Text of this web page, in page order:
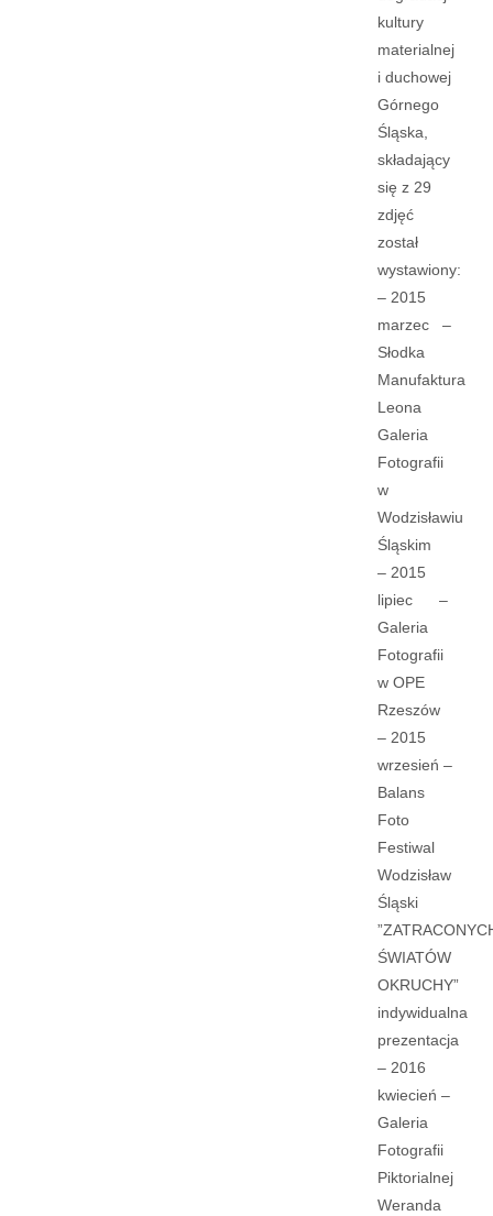
kultury
materialnej
i duchowej
Górnego
Śląska,
składający
się z 29
zdjęć
został
wystawiony:
– 2015
marzec –
Słodka
Manufaktura
Leona
Galeria
Fotografii
w
Wodzisławiu
Śląskim
– 2015
lipiec –
Galeria
Fotografii
w OPE
Rzeszów
– 2015
wrzesień –
Balans
Foto
Festiwal
Wodzisław
Śląski
ŚWIATÓW
OKRUCHY”
indywidualna
prezentacja
– 2016
kwiecień –
Galeria
Fotografii
Piktorialnej
Weranda